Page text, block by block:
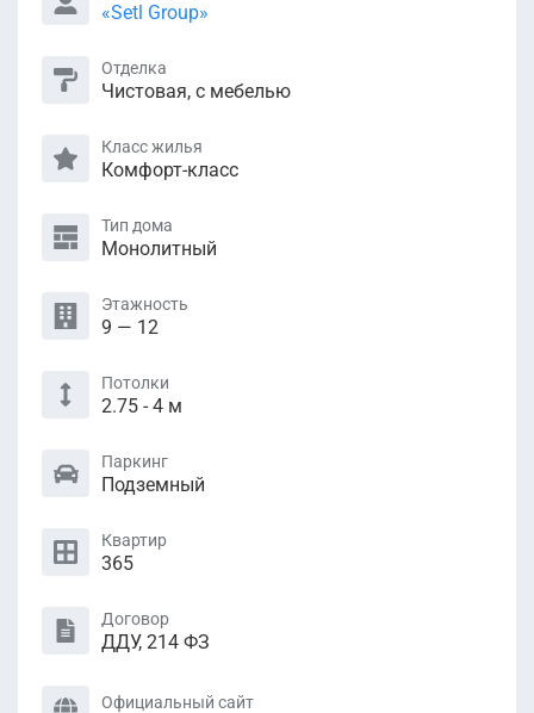
«Setl Group»
Отделка
Чистовая, с мебелью
Класс жилья
Комфорт-класс
Тип дома
Монолитный
Этажность
9 — 12
Потолки
2.75 - 4 м
Паркинг
Подземный
Квартир
365
Договор
ДДУ, 214 ФЗ
Официальный сайт